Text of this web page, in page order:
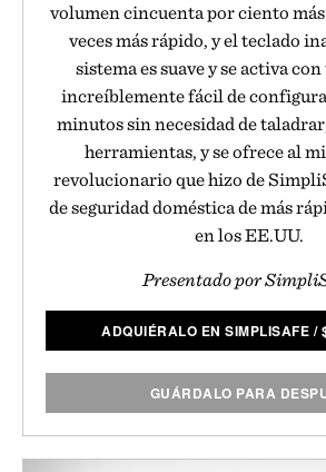
volumen cincuenta por ciento
veces más rápido, y el teclado
sistema es suave y se activa
increíblemente fácil de
minutos sin necesidad de
herramientas, y se ofrece al
revolucionario que hizo de
de seguridad doméstica de más
en los EE.UU.
Presentado por
ADQUIÉRALO EN SIMPLISAFE /
GUÁRDALO PARA